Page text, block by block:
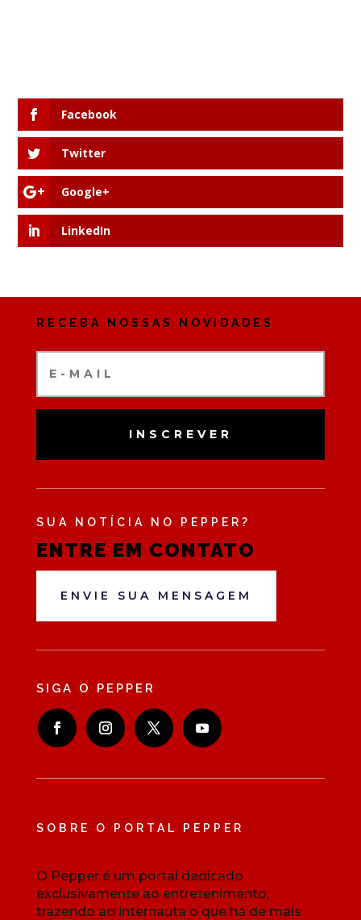
Facebook
Twitter
Google+
LinkedIn
RECEBA NOSSAS NOVIDADES
INSCREVER
SUA NOTÍCIA NO PEPPER?
ENTRE EM CONTATO
ENVIE SUA MENSAGEM
SIGA O PEPPER
SOBRE O PORTAL PEPPER
O Pepper é um portal dedicado
exclusivamente ao entretenimento,
trazendo ao internauta o que há de mais